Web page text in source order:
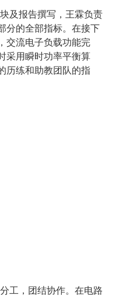
及报告撰写，王霖负责
分的全部指标。在接下
交流电子负载功能完
采用瞬时功率平衡算
历练和助教团队的指
工，团结协作。在电路